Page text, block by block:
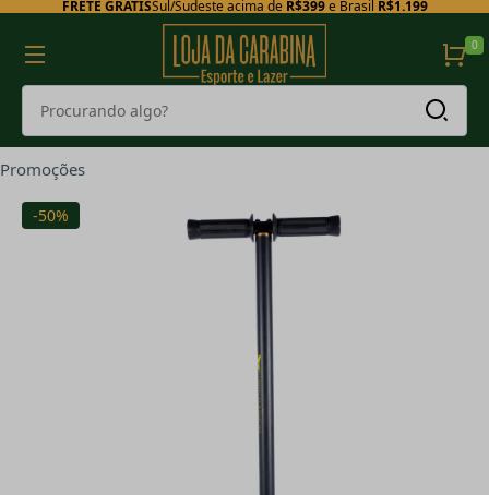
FRETE GRÁTISSul/Sudeste acima de R$399e Brasil R$1.199
0
Promoções
-50%